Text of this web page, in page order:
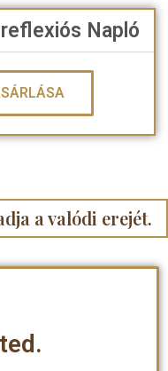
Napló
a valódi erejét.